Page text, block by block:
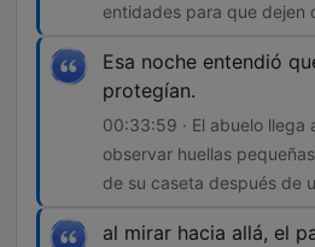
entidades para que dejen
Esa noche entendió
protegían.
00:33:59 · El abuelo llega
observar huellas
de su caseta después de
al mirar hacia allá, el